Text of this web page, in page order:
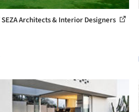
Architects & Interior Designers